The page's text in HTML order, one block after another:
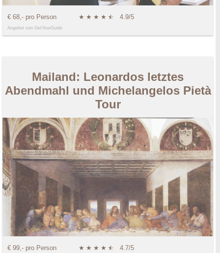
€ 68,- pro Person ★ ★ ★ ★ ★
☆ 4.9/5
Angebot von GetYourGuide
Mailand: Leonardos letztes
Abendmahl und Michelangelos Pietà
Tour
€ 99,- pro Person ★ ★ ★ ★ ★
☆ 4.7/5